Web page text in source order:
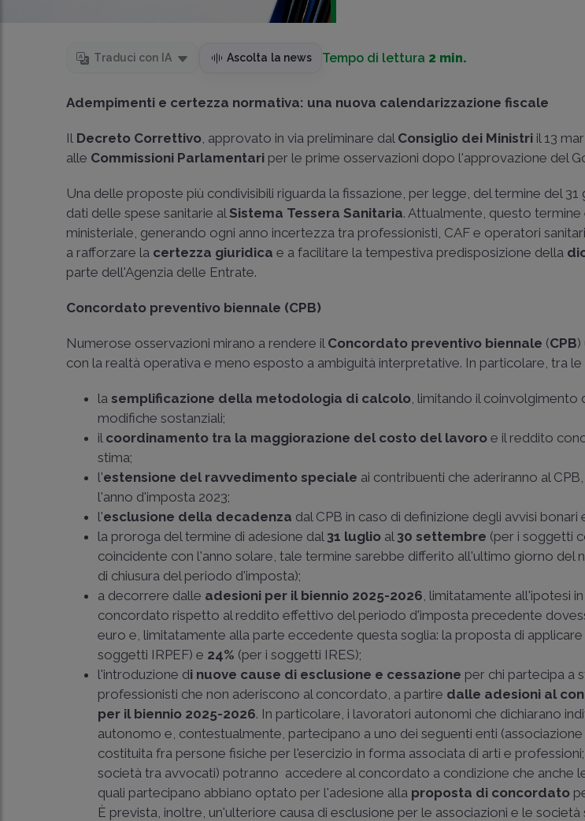
Traduci con IA Ascolta la news Tempo di lettura 2 min.
Adempimenti e certezza normativa: una nuova calendarizzazione fiscale
Il Decreto Correttivo, approvato in via preliminare dal Consiglio dei Ministri il 13
alle Commissioni Parlamentari per le prime osservazioni dopo l'approvazione del
Una delle proposte più condivisibili riguarda la fissazione, per legge, del termine del 31
dati delle spese sanitarie alSistema Tessera Sanitaria. Attualmente, questo
ministeriale, generando ogni anno incertezza tra professionisti, CAF e operatori
a rafforzare la certezza giuridica e a facilitare la tempestiva predisposizione della
parte dell'Agenzia delle Entrate.
Concordato preventivo biennale (CPB)
Numerose osservazioni mirano a rendere il Concordato preventivo biennale (CPB)
con la realtà operativa e meno esposto a ambiguità interpretative. In particolare, tra le
la semplificazione della metodologia di calcolo, limitando il coinvolgimento
modifiche sostanziali;
il coordinamento tra la maggiorazione del costo del lavoro e il reddito
stima;
l'estensione del ravvedimento speciale ai contribuenti che aderiranno al
l'anno d'imposta 2023;
l'esclusione della decadenza dal CPB in caso di definizione degli avvisi bonari
la proroga del termine di adesione dal 31 luglio al 30 settembre (per i soggetti
coincidente con l'anno solare, tale termine sarebbe differito all'ultimo giorno del
di chiusura del periodo d'imposta);
a decorrere dalle adesioni per il biennio 2025-2026, limitatamente all'ipotesi
concordato rispetto al reddito effettivo del periodo d'imposta precedente
euro e, limitatamente alla parte eccedente questa soglia: la proposta di
soggetti IRPEF) e 24% (per i soggetti IRES);
l'introduzione di nuove cause di esclusione e cessazione per chi partecipa a
professionisti che non aderiscono al concordato, a partire dalle adesioni al
per il biennio 2025-2026. In particolare, i lavoratori autonomi che dichiarano
autonomo e, contestualmente, partecipano a uno dei seguenti enti
costituita fra persone fisiche per l'esercizio in forma associata di arti e
società tra avvocati) potranno accedere al concordato a condizione che anche
quali partecipano abbiano optato per l'adesione alla proposta di concordato
È prevista, inoltre, un'ulteriore causa di esclusione per le associazioni e le